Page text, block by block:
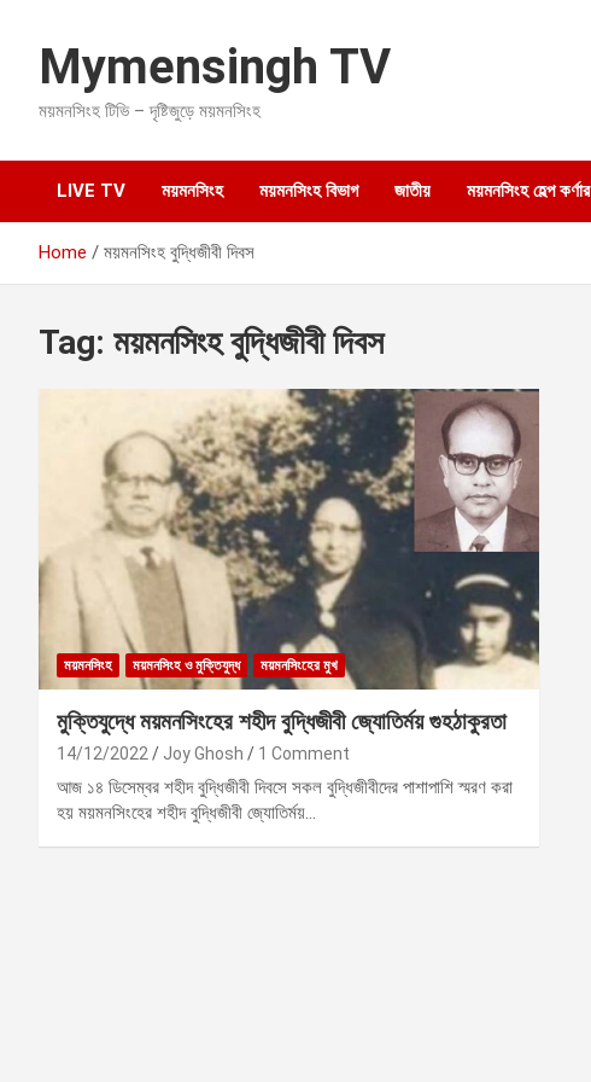
c
n
Mymensingh TV
ময়মনসিংহ টিভি – দৃষ্টিজুড়ে ময়মনসিংহ
LIVE TV ময়মনসিংহ ময়মনসিংহ বিভাগ জাতীয় ময়মনসিংহ হেল্প কর্ণার
Home ময়মনসিংহ বুদ্ধিজীবী দিবস
Tag: ময়মনসিংহ বুদ্ধিজীবী দিবস
ময়মনসিংহ ময়মনসিংহ ও মুক্তিযুদ্ধ ময়মনসিংহের মুখ
মুক্তিযুদ্ধে ময়মনসিংহের শহীদ বুদ্ধিজীবী জ্যোতির্ময় গুহঠাকুরতা
14/12/2022 Joy Ghosh 1 Comment
আজ ১৪ ডিসেম্বর শহীদ বুদ্ধিজীবী দিবসে সকল বুদ্ধিজীবীদের পাশাপাশি স্মরণ করা
হয় ময়মনসিংহের শহীদ বুদ্ধিজীবী জ্যোতির্ময়…